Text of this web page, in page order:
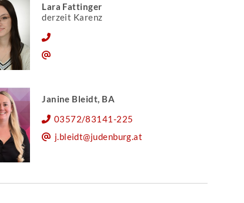
Lara Fattinger
derzeit Karenz
Janine Bleidt, BA
03572/83141-225
j.bleidt@judenburg.at